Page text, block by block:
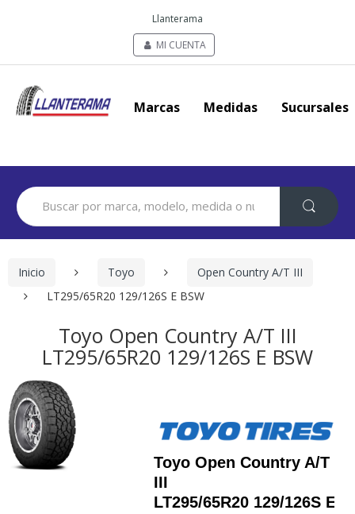
Llanterama
MI CUENTA
Marcas Medidas Sucursales
Search
for:
Inicio Toyo
Open Country A/T III
LT295/65R20 129/126S E BSW
Toyo Open Country A/T III
LT295/65R20 129/126S E BSW
Toyo Open Country A/T
III
LT295/65R20 129/126S E